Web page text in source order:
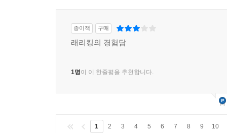
종이책 구매
래리킹의 경험담
1명이 이 한줄평을 추천합니다.
1 2 3 4 5 6 7 8 9 10